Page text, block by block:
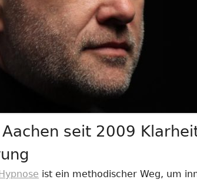
seit 2009
ist ein methodischer Weg, um